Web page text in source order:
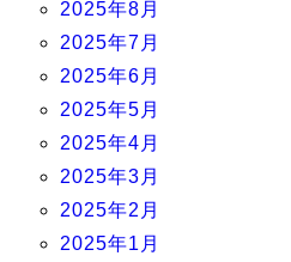
2025年8月
2025年7月
2025年6月
2025年5月
2025年4月
2025年3月
2025年2月
2025年1月